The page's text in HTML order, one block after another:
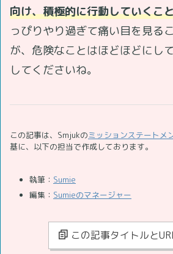
向け、積極的に行動していくこ
っぴりやり過ぎて痛い目を見る
が、危険なことはほどほどにし
してくださいね。
この記事は、Smjukのミッションステートメ
基に、以下の担当で作成しております。
執筆： Sumie
編集： Sumieのマネージャー
この記事タイトルと